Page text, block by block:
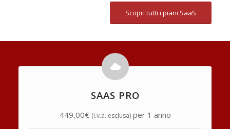
Scopri tutti i piani SaaS
SAAS PRO
449,00€ (i.v.a. esclusa)per 1 anno